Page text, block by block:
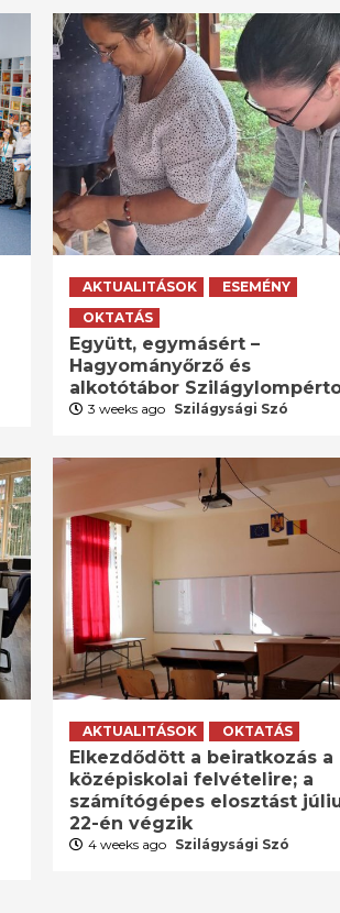
AKTUALITÁSOK
ESEMÉNY
OKTATÁS
Együtt, egymásért –
Hagyományőrző és
alkotótábor
3 weeks ago Szilágysági Szó
AKTUALITÁSOK OKTATÁS
Elkezdődött a beiratkozás a
középiskolai felvételire; a
számítógépes elosztást
22-én végzik
4 weeks ago Szilágysági Szó